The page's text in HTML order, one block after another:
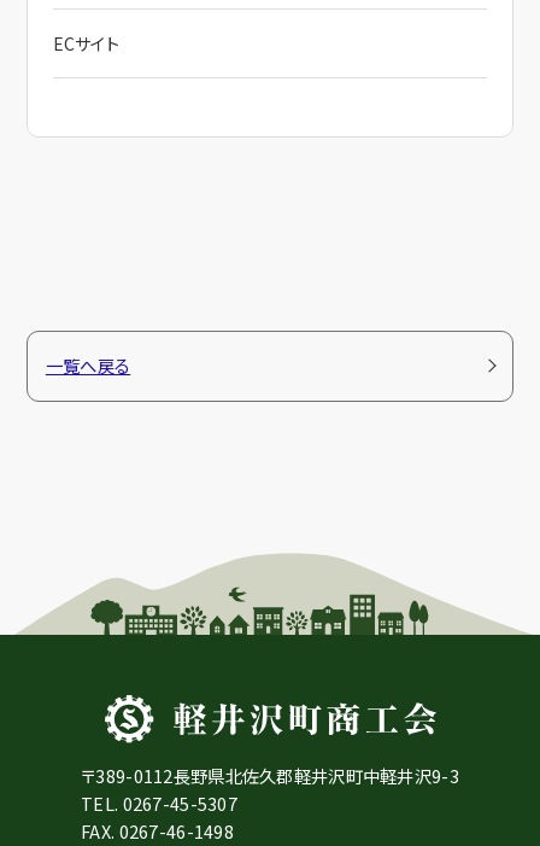
ECサイト
一覧へ戻る
〒389-0112長野県北佐久郡軽井沢町中軽井沢9-3
TEL. 0267-45-5307
FAX. 0267-46-1498